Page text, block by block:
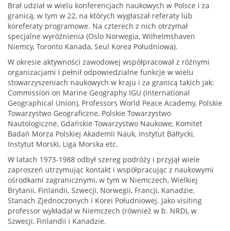
Brał udział w wielu konferencjach naukowych w Polsce i za
granicą, w tym w 22, na których wygłaszał referaty lub
koreferaty programowe. Na czterech z nich otrzymał
specjalne wyróżnienia (Oslo Norwegia, Wilhelmshaven
Niemcy, Toronto Kanada, Seul Korea Południowa).
W okresie aktywności zawodowej współpracował z różnymi
organizacjami i pełnił odpowiedzialne funkcje w wielu
stowarzyszeniach naukowych w kraju i za granicą takich jak:
Commission on Marine Geography IGU (International
Geographical Union), Professors World Peace Academy, Polskie
Towarzystwo Geograficzne, Polskie Towarzystwo
Nautologiczne, Gdańskie Towarzystwo Naukowe, Komitet
Badań Morza Polskiej Akademii Nauk, Instytut Bałtycki,
Instytut Morski, Liga Morska etc.
W latach 1973-1988 odbył szereg podróży i przyjął wiele
zaproszeń utrzymując kontakt i współpracując z naukowymi
ośrodkami zagranicznymi, w tym w Niemczech, Wielkiej
Brytanii, Finlandii, Szwecji, Norwegii, Francji, Kanadzie,
Stanach Zjednoczonych i Korei Południowej. Jako visiting
professor wykładał w Niemczech (również w b. NRD), w
Szwecji, Finlandii i Kanadzie.